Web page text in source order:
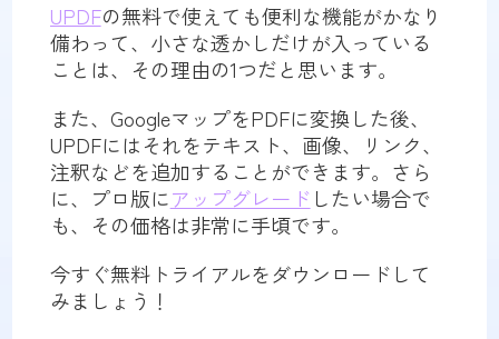
UPDFの無料で使えても便利な機能がかなり
備わって、小さな透かしだけが入っている
ことは、その理由の1つだと思います。
また、GoogleマップをPDFに変換した後、
UPDFにはそれをテキスト、画像、リンク、
注釈などを追加することができます。さら
に、プロ版にアップグレード したい場合で
も、その価格は非常に手頃です。
今すぐ無料トライアルをダウンロードして
みましょう！